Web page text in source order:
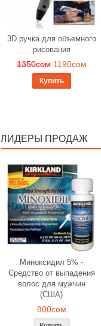
3D ручка для объемного
рисования
1350сом 1190сом
Купить
ЛИДЕРЫ ПРОДАЖ
Миноксидил 5% -
Средство от выпадения
волос для мужчин
(США)
800сом